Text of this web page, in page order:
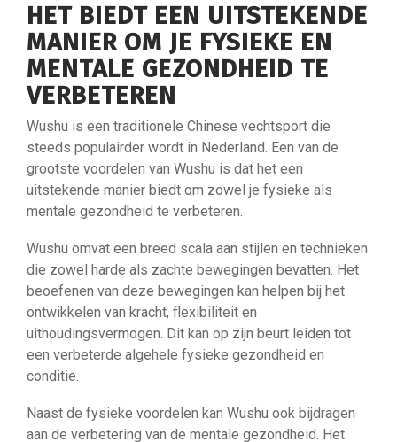
HET BIEDT EEN UITSTEKENDE
MANIER OM JE FYSIEKE EN
MENTALE GEZONDHEID TE
VERBETEREN
Wushu is een traditionele Chinese vechtsport die
steeds populairder wordt in Nederland. Een van de
grootste voordelen van Wushu is dat het een
uitstekende manier biedt om zowel je fysieke als
mentale gezondheid te verbeteren.
Wushu omvat een breed scala aan stijlen en technieken
die zowel harde als zachte bewegingen bevatten. Het
beoefenen van deze bewegingen kan helpen bij het
ontwikkelen van kracht, flexibiliteit en
uithoudingsvermogen. Dit kan op zijn beurt leiden tot
een verbeterde algehele fysieke gezondheid en
conditie.
Naast de fysieke voordelen kan Wushu ook bijdragen
aan de verbetering van de mentale gezondheid. Het